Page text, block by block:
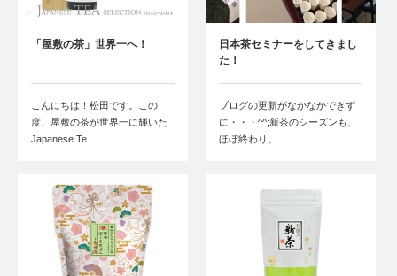
「屋敷の茶」世界一へ！
こんにちは！松田です。この
度、屋敷の茶が世界一に輝いた
Japanese Te…
日本茶セミナーをしてきまし
た！
ブログの更新がなかなかできず
に・・・^^;新茶のシーズンも、
ほぼ終わり、…